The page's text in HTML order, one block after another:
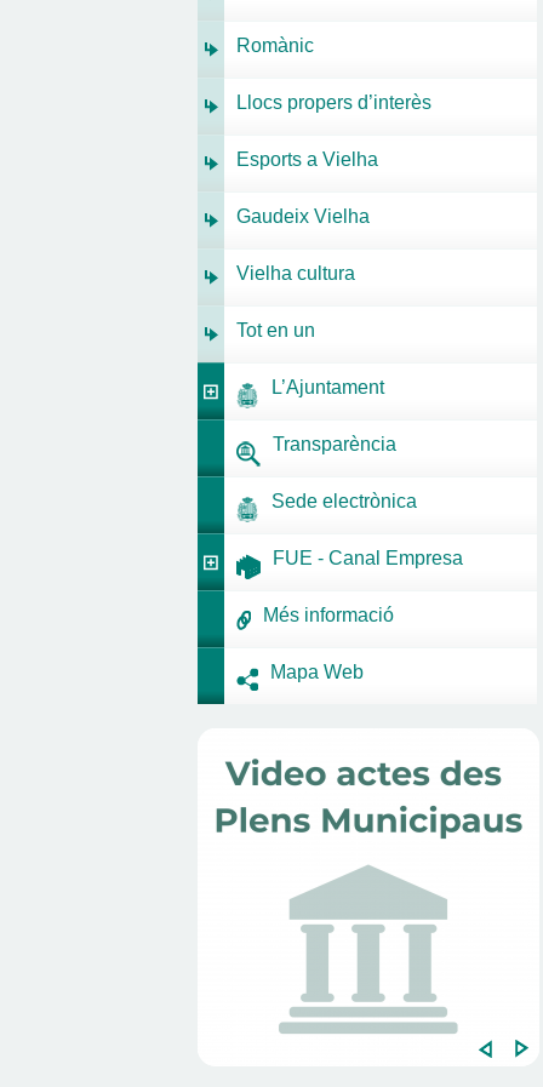
Romànic
Llocs propers d’interès
Esports a Vielha
Gaudeix Vielha
Vielha cultura
Tot en un
L’Ajuntament
Transparència
Sede electrònica
FUE - Canal Empresa
Més informació
Mapa Web